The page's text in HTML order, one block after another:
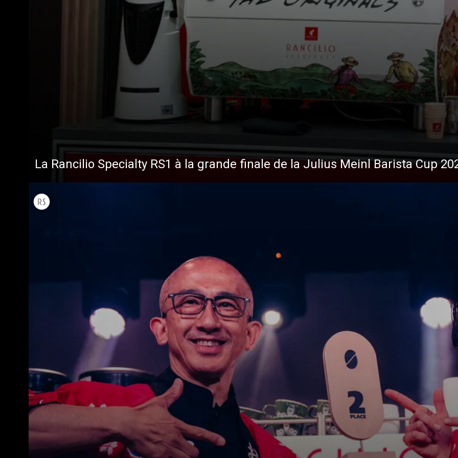
La Rancilio Specialty RS1 à la grande finale de la Julius Meinl Barista Cup